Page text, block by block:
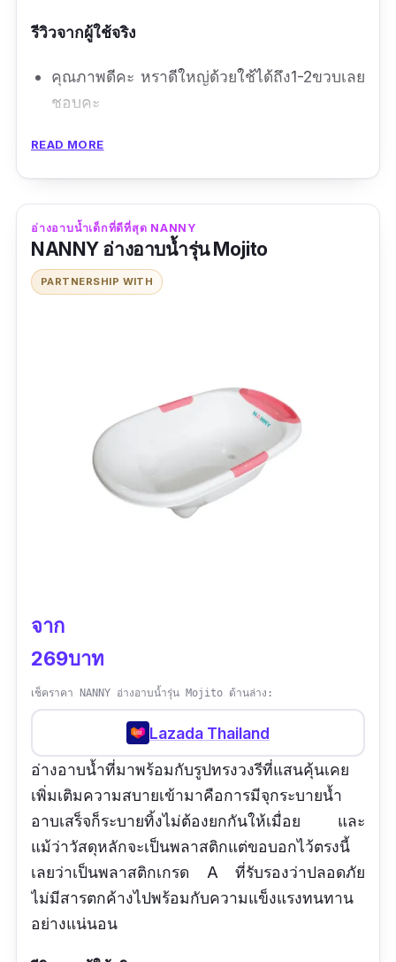
รีวิวจากผู้ใช้จริง
คุณภาพดีคะ หราดีใหญ่ด้วยใช้ได้ถึง1-2ขวบเลย
ชอบคะ
ข้อดี
ปลอดภัยหากลื่นล้ม
มีถุงใส่อุปกรณ์ให้ด้านข้าง
ข้อเสีย
READ MORE
อ่างอาบน้ำเด็กที่ดีที่สุด NANNY
NANNY อ่างอาบน้ำรุ่น Mojito
PARTNERSHIP WITH
จาก
269บาท
เช็คราคา NANNY อ่างอาบน้ำรุ่น Mojito ด้านล่าง:
Lazada Thailand
อ่างอาบน้ำที่มาพร้อมกับรูปทรงวงรีที่แสนคุ้นเคย
เพิ่มเติมความสบายเข้ามาคือการมีจุกระบายน้ำ
อาบเสร็จก็ระบายทิ้งไม่ต้องยกกันให้เมื่อย และ
แม้ว่าวัสดุหลักจะเป็นพลาสติกแต่ขอบอกไว้ตรงนี้
เลยว่าเป็นพลาสติกเกรด A ที่รับรองว่าปลอดภัย
ไม่มีสารตกค้างไปพร้อมกับความแข็งแรงทนทาน
อย่างแน่นอน